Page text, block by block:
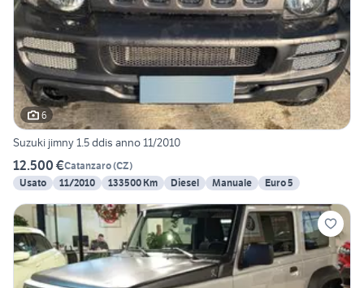
6
Suzuki jimny 1.5 ddis anno 11/2010
12.500 €Catanzaro(CZ)
Usato
11/2010 133500 Km Diesel Manuale Euro 5